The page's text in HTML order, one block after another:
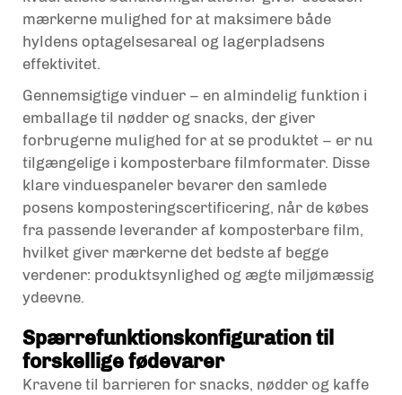
mærkerne mulighed for at maksimere både
hyldens optagelsesareal og lagerpladsens
effektivitet.
Gennemsigtige vinduer – en almindelig funktion i
emballage til nødder og snacks, der giver
forbrugerne mulighed for at se produktet – er nu
tilgængelige i komposterbare filmformater. Disse
klare vinduespaneler bevarer den samlede
posens komposteringscertificering, når de købes
fra passende leverander af komposterbare film,
hvilket giver mærkerne det bedste af begge
verdener: produktsynlighed og ægte miljømæssig
ydeevne.
Spærrefunktionskonfiguration til
forskellige fødevarer
Kravene til barrieren for snacks, nødder og kaffe